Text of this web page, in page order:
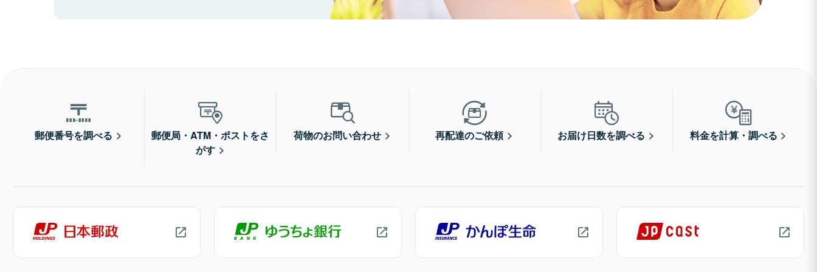
郵便番号を調べる
郵便局・ATM・ポストをさ
がす
荷物のお問い合わせ 再配達のご依頼 お届け日数を調べる 料金を計算・調べる